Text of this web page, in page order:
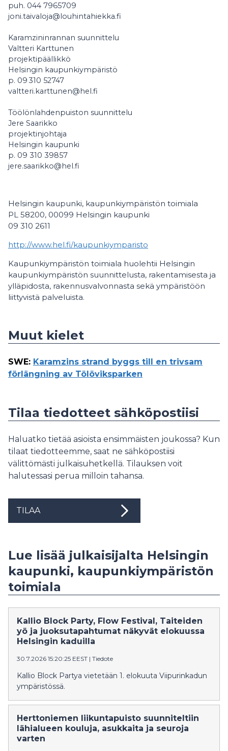
puh. 044 7965709
joni.taivaloja@louhintahiekka.fi
Karamzininrannan suunnittelu
Valtteri Karttunen
projektipäällikkö
Helsingin kaupunkiympäristö
p. 09 310 52747
valtteri.karttunen@hel.fi
Töölönlahdenpuiston suunnittelu
Jere Saarikko
projektinjohtaja
Helsingin kaupunki
p. 09 310 39857
jere.saarikko@hel.fi
Helsingin kaupunki, kaupunkiympäristön toimiala
PL 58200, 00099 Helsingin kaupunki
09 310 2611
http://www.hel.fi/kaupunkiymparisto
Kaupunkiympäristön toimiala huolehtii Helsingin
kaupunkiympäristön suunnittelusta, rakentamisesta ja
ylläpidosta, rakennusvalvonnasta sekä ympäristöön
liittyvistä palveluista.
Muut kielet
SWE: Karamzins strand byggs till en trivsam
förlängning av Tölöviksparken
Tilaa tiedotteet sähköpostiisi
Haluatko tietää asioista ensimmäisten joukossa? Kun
tilaat tiedotteemme, saat ne sähköpostiisi
välittömästi julkaisuhetkellä. Tilauksen voit
halutessasi perua milloin tahansa.
TILAA
Lue lisää julkaisijalta Helsingin
kaupunki, kaupunkiympäristön
toimiala
Kallio Block Party, Flow Festival, Taiteiden
yö ja juoksutapahtumat näkyvät elokuussa
Helsingin kaduilla
30.7.2026 15:20:25 EEST | Tiedote
Kallio Block Partya vietetään 1. elokuuta Viipurinkadun
ympäristössä.
Herttoniemen liikuntapuisto suunniteltiin
lähialueen kouluja, asukkaita ja seuroja
varten